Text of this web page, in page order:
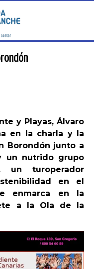
y Playas, Álvaro
en la charla y la
Borondón junto a
un nutrido grupo
un turoperador
en el
enmarca en la
a la Ola de la